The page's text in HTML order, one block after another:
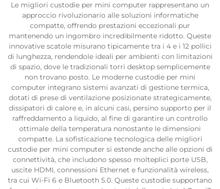
Le migliori custodie per mini computer rappresentano un
approccio rivoluzionario alle soluzioni informatiche
compatte, offrendo prestazioni eccezionali pur
mantenendo un ingombro incredibilmente ridotto. Queste
innovative scatole misurano tipicamente tra i 4 e i 12 pollici
di lunghezza, rendendole ideali per ambienti con limitazioni
di spazio, dove le tradizionali torri desktop semplicemente
non trovano posto. Le moderne custodie per mini
computer integrano sistemi avanzati di gestione termica,
dotati di prese di ventilazione posizionate strategicamente,
dissipatori di calore e, in alcuni casi, persino supporto per il
raffreddamento a liquido, al fine di garantire un controllo
ottimale della temperatura nonostante le dimensioni
compatte. La sofisticazione tecnologica delle migliori
custodie per mini computer si estende anche alle opzioni di
connettività, che includono spesso molteplici porte USB,
uscite HDMI, connessioni Ethernet e funzionalità wireless,
tra cui Wi-Fi 6 e Bluetooth 5.0. Queste custodie supportano